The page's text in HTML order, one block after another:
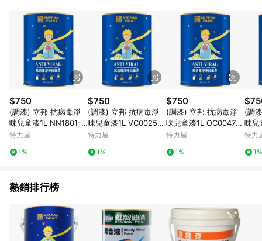
結帳流程(Easy to buy)、每次到「特力屋」購物都能得到新的啟
發與靈感(Exciting experience)，同時持續提供消費者居家修繕
最佳解決方案，以創造優質居家環境為首要目標，成為消費者打
造幸福家園時的優先選擇。
$750
(調漆) 立邦 抗病毒淨
味兒童漆1L NN1801-4
櫻花彩
特力屋
1%
$750
(調漆) 立邦 抗病毒淨
味兒童漆1L VC0025-4
雪青
特力屋
1%
$750
(調漆) 立邦 抗病毒淨
味兒童漆1L OC0047-4
白杏色
特力屋
1%
(調
味兒
霜藍
特力
1%
熱銷排行榜